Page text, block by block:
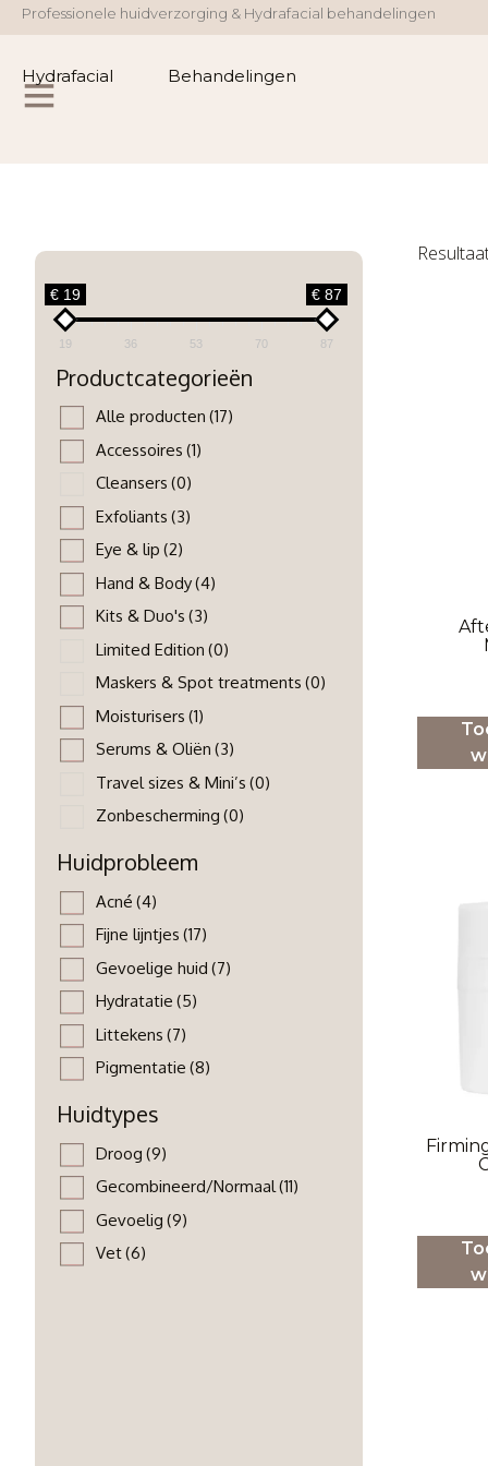
Professionele huidverzorging & Hydrafacial behandelingen
Hydrafacial Behandelingen
€ 19 € 87
19 36 53 70 87
Productcategorieën
Alle producten (17)
Accessoires (1)
Cleansers (0)
Exfoliants (3)
Eye & lip (2)
Hand & Body(4)
Kits & Duo's (3)
Limited Edition (0)
Maskers & Spot treatments (0)
Moisturisers (1)
Serums & Oliën (3)
Travel sizes & Mini’s (0)
Zonbescherming (0)
Huidprobleem
Acné (4)
Fijne lijntjes (17)
Gevoelige huid (7)
Hydratatie (5)
Littekens (7)
Pigmentatie (8)
Huidtypes
Droog (9)
Gecombineerd/Normaal(11)
Gevoelig (9)
Vet(6)